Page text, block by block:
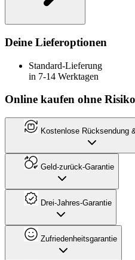
Deine Lieferoptionen
Standard-Lieferung
in 7-14 Werktagen
Online kaufen ohne Risiko
Kostenlose Rücksendung
Geld-zurück-Garantie
Drei-Jahres-Garantie
Zufriedenheitsgarantie